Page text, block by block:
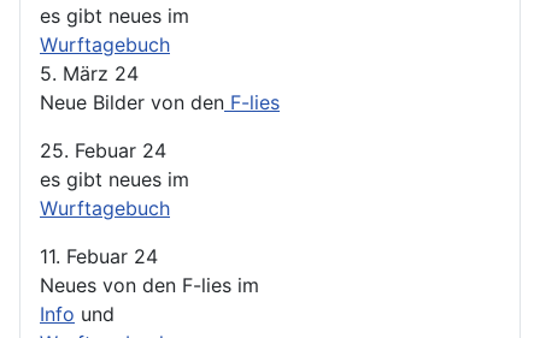
es gibt neues im
Wurftagebuch
5. März 24
Neue Bilder von den F-lies
25. Febuar 24
es gibt neues im
Wurftagebuch
11. Febuar 24
Neues von den F-lies im
Info und